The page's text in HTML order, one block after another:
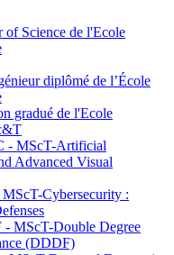
of Science de l'Ecole
diplômé de l’École
gradué de l'Ecole
- MScT-Artificial
Advanced Visual
Cybersecurity :
MScT-Double Degree
(DDDF)